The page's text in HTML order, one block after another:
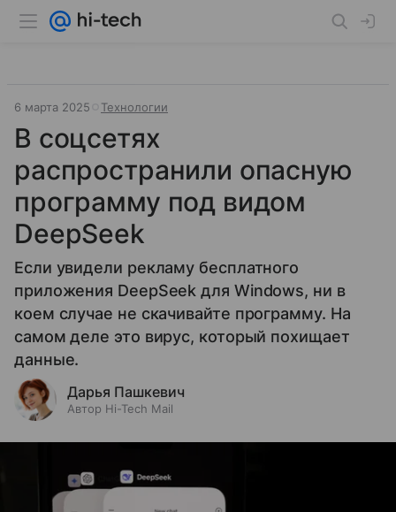
6 марта 2025 Технологии
В соцсетях
распространили опасную
программу под видом
DeepSeek
Если увидели рекламу бесплатного
приложения DeepSeek для Windows, ни в
коем случае не скачивайте программу. На
самом деле это вирус, который похищает
данные.
Дарья Пашкевич
Автор Hi-Tech Mail